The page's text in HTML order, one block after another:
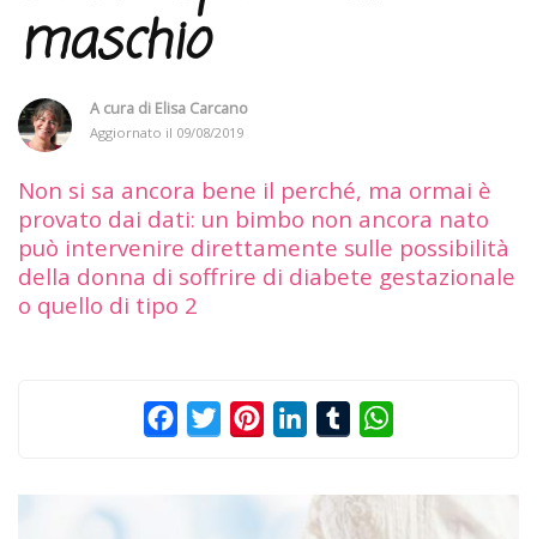
maschio
A cura di Elisa Carcano
Aggiornato il 09/08/2019
Non si sa ancora bene il perché, ma ormai è
provato dai dati: un bimbo non ancora nato
può intervenire direttamente sulle possibilità
della donna di soffrire di diabete gestazionale
o quello di tipo 2
FacebookTwitterPinterestLinkedInTumblr